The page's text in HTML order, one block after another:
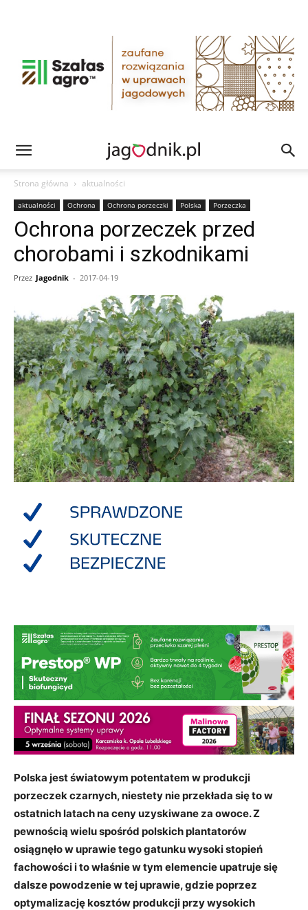
Strona główna aktualności
aktualności Ochrona Ochrona porzeczki Polska Porzeczka
Ochrona porzeczek przed
chorobami i szkodnikami
Przez Jagodnik - 2017-04-19
Polska jest światowym potentatem w produkcji
porzeczek czarnych, niestety nie przekłada się to w
ostatnich latach na ceny uzyskiwane za owoce. Z
pewnością wielu spośród polskich plantatorów
osiągnęło w uprawie tego gatunku wysoki stopień
fachowości i to właśnie w tym elemencie upatruje się
dalsze powodzenie w tej uprawie, gdzie poprzez
optymalizację kosztów produkcji przy wysokich